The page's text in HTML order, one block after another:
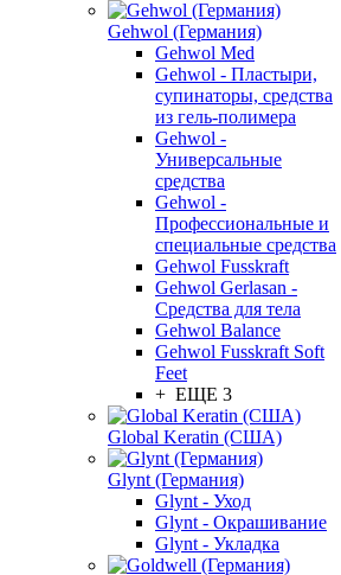
Gehwol (Германия)
Gehwol Med
Gehwol - Пластыри,
супинаторы, средства
из гель-полимера
Gehwol -
Универсальные
средства
Gehwol -
Профессиональные и
специальные средства
Gehwol Fusskraft
Gehwol Gerlasan -
Средства для тела
Gehwol Balance
Gehwol Fusskraft Soft
Feet
+ ЕЩЕ 3
Global Keratin (США)
Glynt (Германия)
Glynt - Уход
Glynt - Окрашивание
Glynt - Укладка